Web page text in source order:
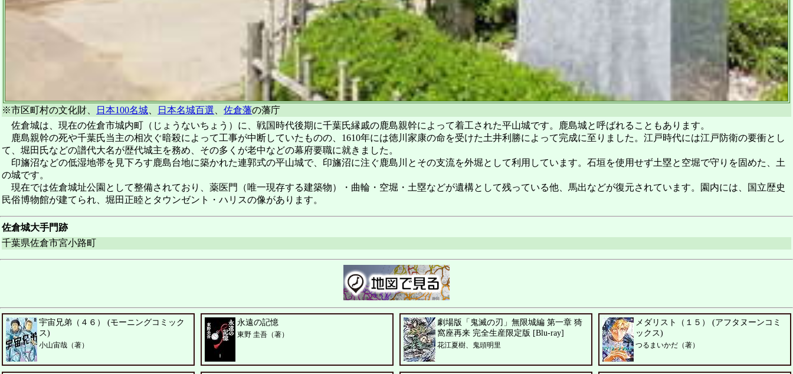
※市区町村の文化財、 日本100名城 日本名城百選 、佐倉藩の藩庁
佐倉城は、現在の佐倉市城内町（じょうないちょう）に、戦国時代後期に千葉氏縁戚の鹿島親幹によって着工された平山城です。鹿島城と呼ばれることもあります。
鹿島親幹の死や千葉氏当主の相次ぐ暗殺によって工事が中断していたものの、1610年には徳川家康の命を受けた土井利勝によって完成に至りました。江戸時代には江戸防衛の要衝とし
て、堀田氏などの譜代大名が歴代城主を務め、その多くが老中などの幕府要職に就きました。
印旛沼などの低湿地帯を見下ろす鹿島台地に築かれた連郭式の平山城で、印旛沼に注ぐ鹿島川とその支流を外堀として利用しています。石垣を使用せず土塁と空堀で守りを固めた、土
の城です。
現在では佐倉城址公園として整備されており、薬医門（唯一現存する建築物）・曲輪・空堀・土塁などが遺構として残っている他、馬出などが復元されています。園内には、国立歴史
民俗博物館が建てられ、堀田正睦とタウンゼント・ハリスの像があります。
佐倉城大手門跡
千葉県佐倉市宮小路町
宇宙兄弟（４６） (モーニングコミック
ス)
小山宙哉（著）
永遠の記憶
東野 圭吾（著）
劇場版「鬼滅の刃」無限城編 第一章 猗
窩座再来 完全生産限定版 [Blu-ray]
花江夏樹、鬼頭明里
メダリスト（１５） (アフタヌーンコミ
ックス)
つるまいかだ（著）